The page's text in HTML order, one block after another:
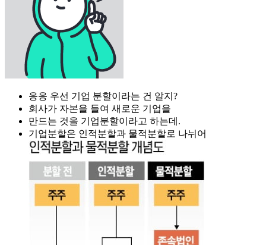
응응 우선 기업 분할이라는 건 알지?
회사가 자본을 들여 새로운 기업을
만드는 것을 기업분할이라고 하는데.
기업분할은 인적분할과 물적분할로 나뉘어